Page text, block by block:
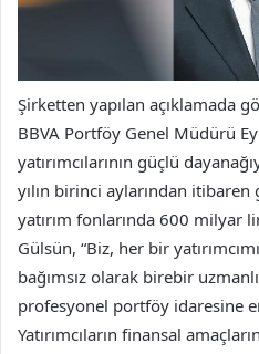
Şirketten yapılan açıklamada
BBVA Portföy Genel Müdürü
yatırımcılarının güçlü
yılın birinci aylarından
yatırım fonlarında 600 milyar
Gülsün, “Biz, her bir
bağımsız olarak birebir
profesyonel portföy idaresine
Yatırımcıların finansal